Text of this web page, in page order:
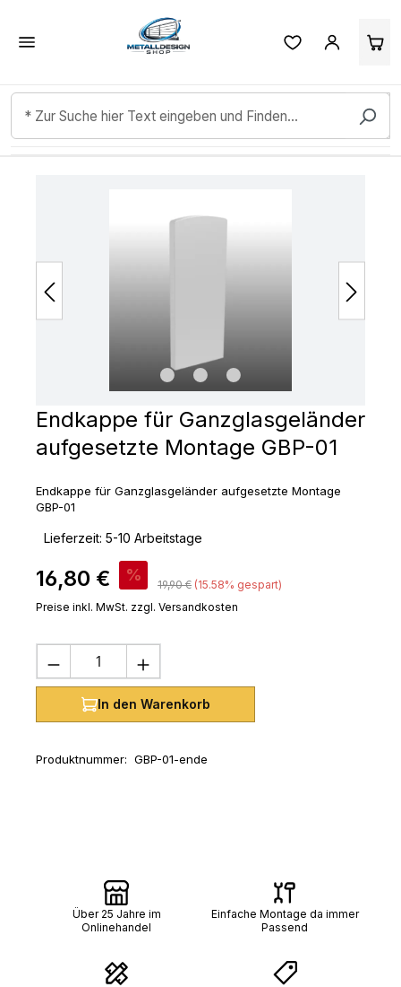
Zum Hauptinhalt springen
Endkappe für Ganzglasgeländer
aufgesetzte Montage GBP-01
Endkappe für Ganzglasgeländer aufgesetzte Montage
GBP-01
Lieferzeit: 5-10 Arbeitstage
Verkaufspreis:
16,80 € % Regulärer Preis:
19,90 € (15.58% gespart)
Preise inkl. MwSt. zzgl. Versandkosten
Produkt Anzahl: Gib den
In den Warenkorb
Produktnummer: GBP-01-ende
Über 25 Jahre im
Onlinehandel
Einfache Montage da immer
Passend